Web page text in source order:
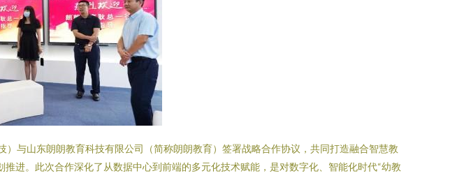
与山东朗朗教育科技有限公司（简称朗朗教育）签署战略合作协议，共同打造融合智慧教
进。此次合作深化了从数据中心到前端的多元化技术赋能，是对数字化、智能化时代“幼教